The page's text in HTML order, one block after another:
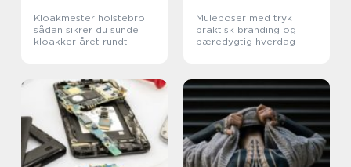
Kloakmester holstebro
sådan sikrer du sunde
kloakker året rundt
Muleposer med tryk
praktisk branding og
bæredygtig hverdag